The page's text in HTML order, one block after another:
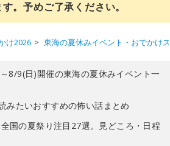
。予めご了承ください。
け2026 東海の夏休みイベント・おでかけ
8/9(日)開催の東海の夏休みイベント一
みたいおすすめの怖い話まとめ
全国の夏祭り注目27選。見どころ・日程